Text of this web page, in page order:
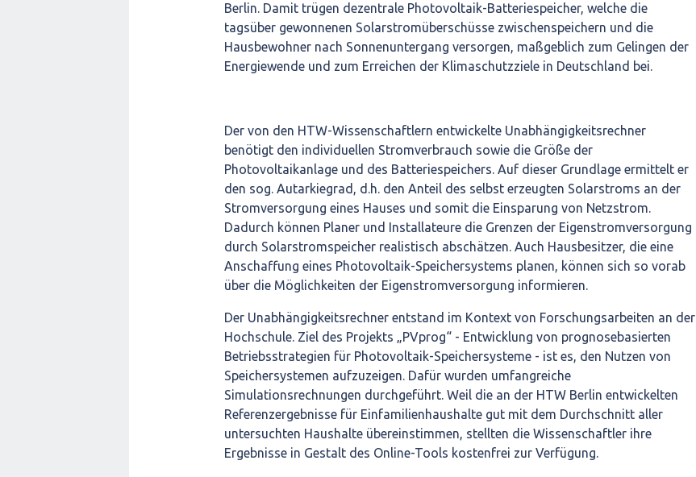
Berlin. Damit trügen dezentrale Photovoltaik-Batteriespeicher, welche die
tagsüber gewonnenen Solarstromüberschüsse zwischenspeichern und die
Hausbewohner nach Sonnenuntergang versorgen, maßgeblich zum Gelingen der
Energiewende und zum Erreichen der Klimaschutzziele in Deutschland bei.
Der von den HTW-Wissenschaftlern entwickelte Unabhängigkeitsrechner
benötigt den individuellen Stromverbrauch sowie die Größe der
Photovoltaikanlage und des Batteriespeichers. Auf dieser Grundlage ermittelt er
den sog. Autarkiegrad, d.h. den Anteil des selbst erzeugten Solarstroms an der
Stromversorgung eines Hauses und somit die Einsparung von Netzstrom.
Dadurch können Planer und Installateure die Grenzen der Eigenstromversorgung
durch Solarstromspeicher realistisch abschätzen. Auch Hausbesitzer, die eine
Anschaffung eines Photovoltaik-Speichersystems planen, können sich so vorab
über die Möglichkeiten der Eigenstromversorgung informieren.
Der Unabhängigkeitsrechner entstand im Kontext von Forschungsarbeiten an der
Hochschule. Ziel des Projekts „PVprog“ - Entwicklung von prognosebasierten
Betriebsstrategien für Photovoltaik-Speichersysteme - ist es, den Nutzen von
Speichersystemen aufzuzeigen. Dafür wurden umfangreiche
Simulationsrechnungen durchgeführt. Weil die an der HTW Berlin entwickelten
Referenzergebnisse für Einfamilienhaushalte gut mit dem Durchschnitt aller
untersuchten Haushalte übereinstimmen, stellten die Wissenschaftler ihre
Ergebnisse in Gestalt des Online-Tools kostenfrei zur Verfügung.